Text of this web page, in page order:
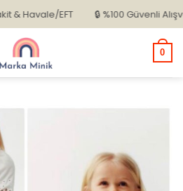
EFT 🔒 %100 Güvenli Alışveriş
0